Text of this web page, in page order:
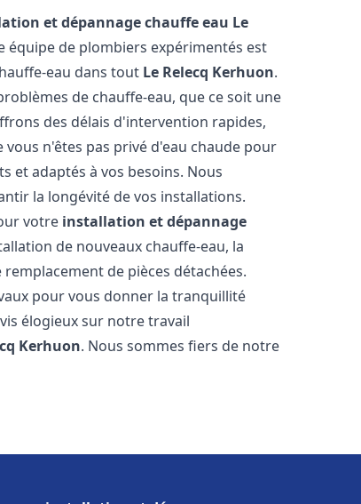
et dépannage chauffe eau Le
équipe de plombiers expérimentés est
eau dans tout Le Relecq Kerhuon.
de chauffe-eau, que ce soit une
des délais d'intervention rapides,
n'êtes pas privé d'eau chaude pour
et adaptés à vos besoins. Nous
la longévité de vos installations.
votre installation et dépannage
de nouveaux chauffe-eau, la
de pièces détachées.
pour vous donner la tranquillité
élogieux sur notre travail
Kerhuon. Nous sommes fiers de notre